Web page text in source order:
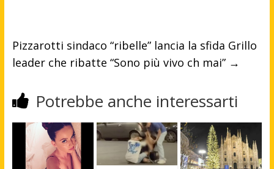
Pizzarotti sindaco “ribelle” lancia la sfida Grillo
leader che ribatte “Sono più vivo ch mai” →
Potrebbe anche interessarti